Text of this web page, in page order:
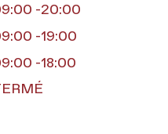
-20:00
-19:00
-18:00